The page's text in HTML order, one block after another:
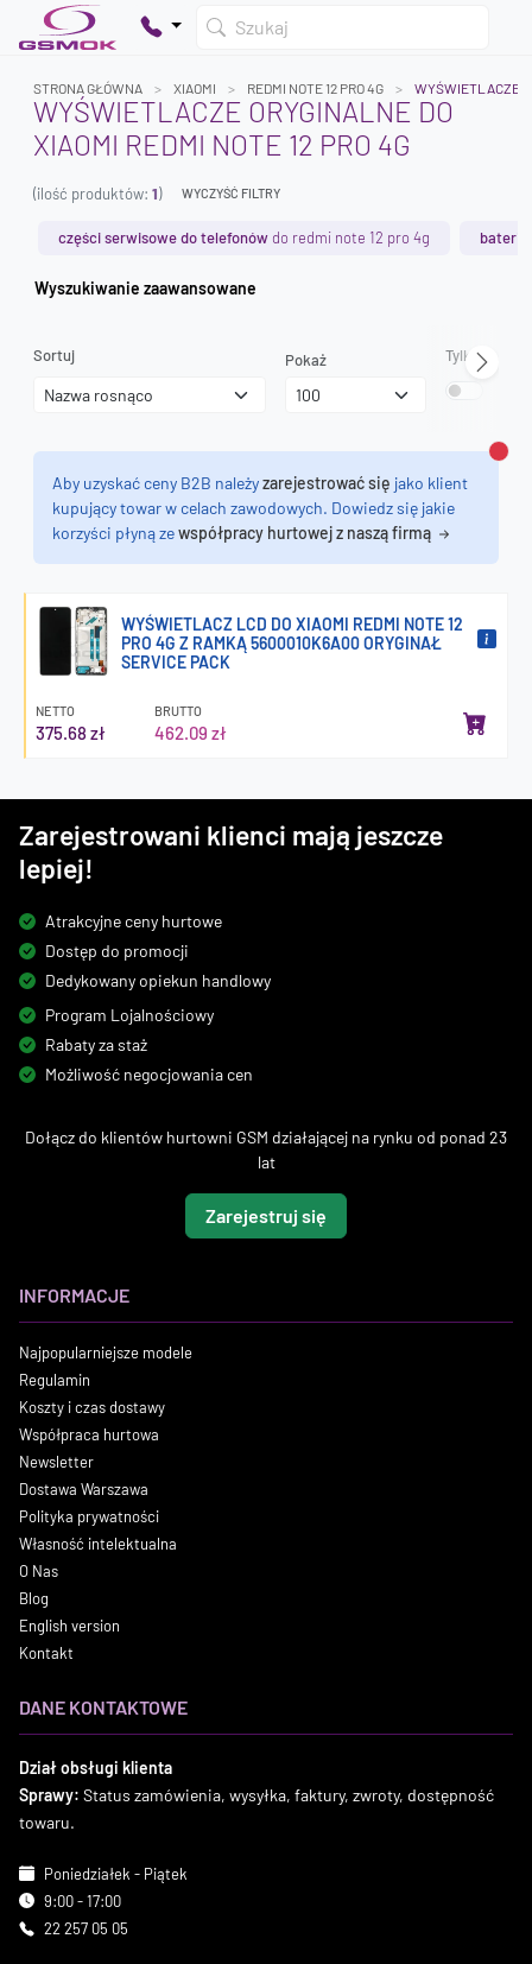
Szukaj
Dodaj produkty, aby kontynuować.
STRONA GŁÓWNA XIAOMI REDMI NOTE 12 PRO 4G WYŚWIETLACZE
WYŚWIETLACZE ORYGINALNE DO
XIAOMI REDMI NOTE 12 PRO 4G
(ilość produktów: 1) WYCZYŚĆ FILTRY
części serwisowe do telefonów do redmi note 12 pro 4g baterie
Wyszukiwanie zaawansowane
Sortuj Pokaż Tylko
Aby uzyskać ceny B2B należyzarejestrować się jako klient
kupujący towar w celach zawodowych. Dowiedz się jakie
korzyści płyną zewspółpracy hurtowej z naszą firmą
WYŚWIETLACZ LCD DO XIAOMI REDMI NOTE 12
PRO 4G Z RAMKĄ 5600010K6A00 ORYGINAŁ
SERVICE PACK
NETTO
375.68 zł
BRUTTO
462.09 zł
Zarejestrowani klienci mają jeszcze
lepiej!
Atrakcyjne ceny hurtowe
Dostęp do promocji
Dedykowany opiekun handlowy
Program Lojalnościowy
Rabaty za staż
Możliwość negocjowania cen
Dołącz do klientów hurtowni GSM działającej na rynku od ponad 23
lat
Zarejestruj się
INFORMACJE
Najpopularniejsze modele
Regulamin
Koszty i czas dostawy
Współpraca hurtowa
Newsletter
Dostawa Warszawa
Polityka prywatności
Własność intelektualna
O Nas
Blog
English version
Kontakt
DANE KONTAKTOWE
Dział obsługi klienta
Sprawy: Status zamówienia, wysyłka, faktury, zwroty, dostępność
towaru.
Poniedziałek - Piątek
9:00 - 17:00
22 257 05 05